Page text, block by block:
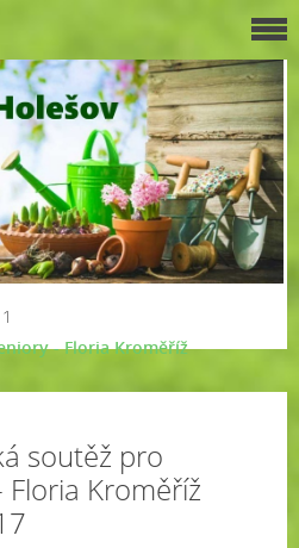
- Floria Kroměříž
1
soutěž pro
Floria Kroměříž